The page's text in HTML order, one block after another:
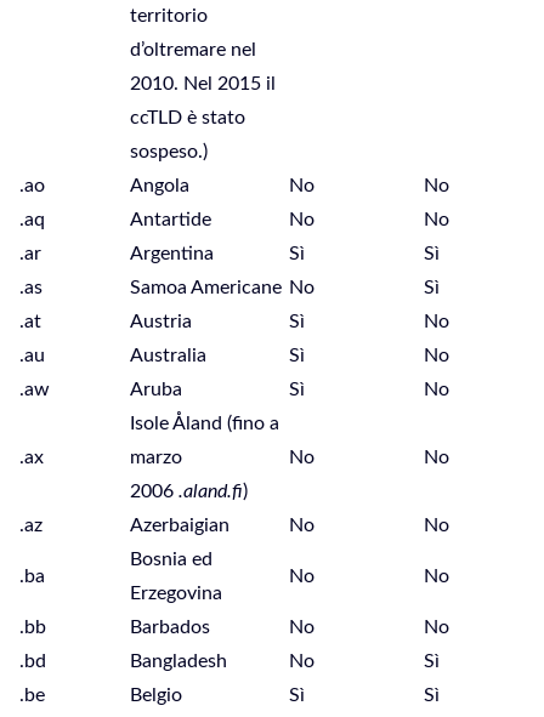
territorio
d’oltremare nel
2010. Nel 2015 il
ccTLD è stato
sospeso.)
.ao
Angola No
No
.aq
Antartide No
No
.ar
Argentina Sì
Sì
.as
Samoa Americane No
Sì
.at
Austria Sì
No
.au
Australia Sì
No
.aw
Aruba Sì No
.ax
Isole Åland (fino a
marzo
2006 .aland.fi)
No No
.az Azerbaigian No No
.ba
Bosnia ed
Erzegovina
No No
.bb Barbados No
No
.bd
Bangladesh No
Sì
.be
Belgio Sì
Sì